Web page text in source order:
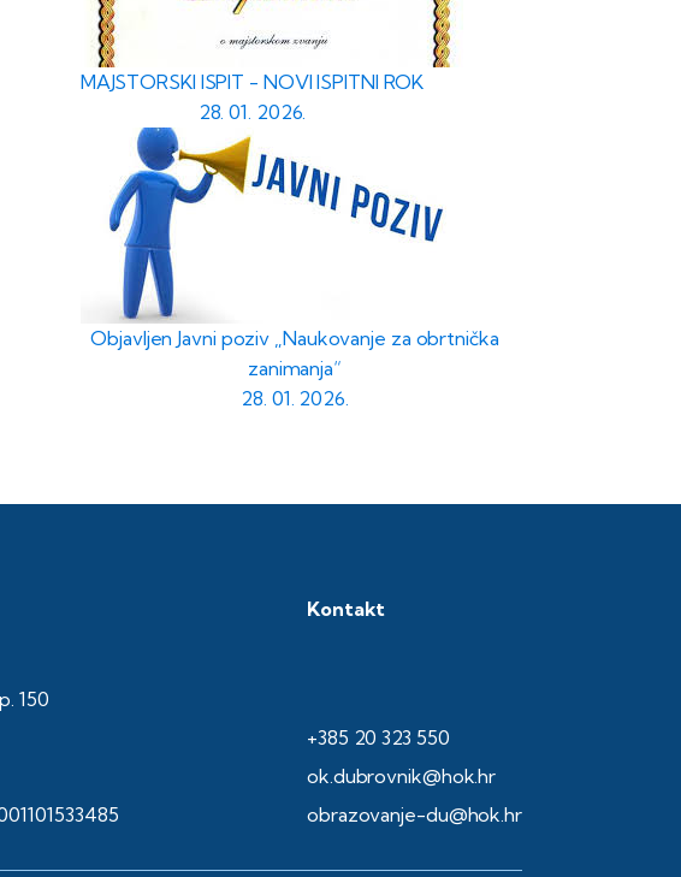
MAJSTORSKI ISPIT - NOVI ISPITNI ROK
28. 01. 2026.
Objavljen Javni poziv „Naukovanje za obrtnička
zanimanja“
28. 01. 2026.
150
Kontakt
+385 20 323 550
ok.dubrovnik@hok.hr
obrazovanje-du@hok.hr